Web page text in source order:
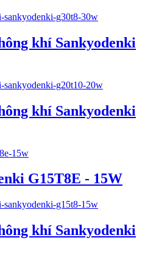
khí Sankyodenki
khí Sankyodenki
G15T8E - 15W
khí Sankyodenki